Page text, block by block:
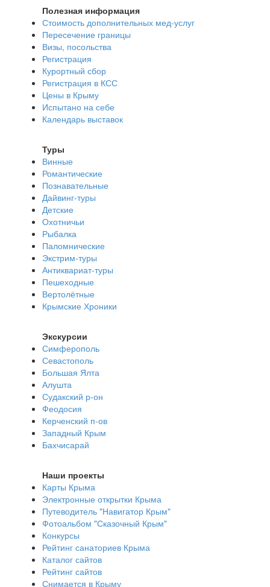
Полезная информация
Стоимость дополнительных мед-услуг
Пересечение границы
Визы, посольства
Регистрация
Курортный сбор
Регистрация в КСС
Цены в Крыму
Испытано на себе
Календарь выставок
Туры
Винные
Романтические
Познавательные
Дайвинг-туры
Детские
Охотничьи
Рыбалка
Паломнические
Экстрим-туры
Антиквариат-туры
Пешеходные
Вертолётные
Крымские Хроники
Экскурсии
Симферополь
Севастополь
Большая Ялта
Алушта
Судакский р-он
Феодосия
Керченский п-ов
Западный Крым
Бахчисарай
Наши проекты
Карты Крыма
Электронные открытки Крыма
Путеводитель "Навигатор Крым"
Фотоальбом "Сказочный Крым"
Конкурсы
Рейтинг санаториев Крыма
Каталог сайтов
Рейтинг сайтов
Снимается в Крыму